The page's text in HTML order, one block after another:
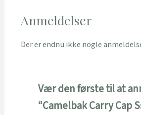
Anmeldelser
Der er endnu ikke nogle
Vær den første til at
“Camelbak Carry Cap